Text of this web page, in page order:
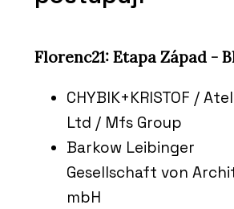
Florenc21: Etapa Západ -
CHYBIK+KRISTOF /
Ltd / Mfs Group
Barkow Leibinger
Gesellschaft von
mbH